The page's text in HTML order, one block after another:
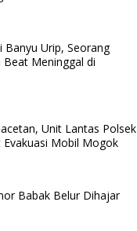
Banyu Urip, Seorang
Beat Meninggal di
Unit Lantas Polsek
Evakuasi Mobil Mogok
Babak Belur Dihajar